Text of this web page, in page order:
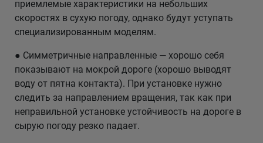
приемлемые характеристики на небольших
скоростях в сухую погоду, однако будут уступать
специализированным моделям.
● Симметричные направленные — хорошо себя
показывают на мокрой дороге (хорошо выводят
воду от пятна контакта). При установке нужно
следить за направлением вращения, так как при
неправильной установке устойчивость на дороге в
сырую погоду резко падает.